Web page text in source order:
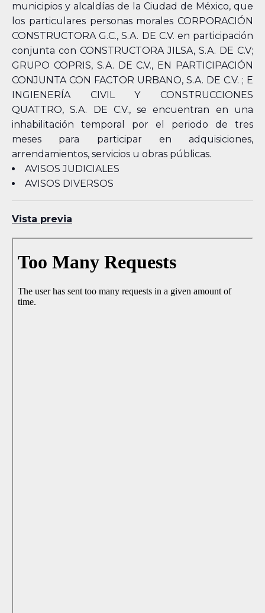
municipios y alcaldías de la Ciudad de México, que
los particulares personas morales CORPORACIÓN
CONSTRUCTORA G.C., S.A. DE C.V. en participación
conjunta con CONSTRUCTORA JILSA, S.A. DE C.V;
GRUPO COPRIS, S.A. DE C.V., EN PARTICIPACIÓN
CONJUNTA CON FACTOR URBANO, S.A. DE C.V. ; E
INGIENERÍA CIVIL Y CONSTRUCCIONES
QUATTRO, S.A. DE C.V., se encuentran en una
inhabilitación temporal por el periodo de tres
meses para participar en adquisiciones,
arrendamientos, servicios u obras públicas.
AVISOS JUDICIALES
AVISOS DIVERSOS
Vista previa
to
content